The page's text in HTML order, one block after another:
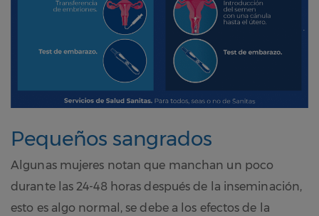
Pequeños sangrados
Algunas mujeres notan que manchan un poco
durante las 24-48 horas después de la inseminación,
esto es algo normal, se debe a los efectos de la